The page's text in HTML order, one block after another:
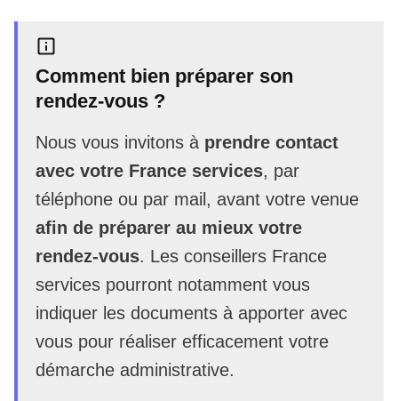
Comment bien préparer son
rendez-vous ?
Nous vous invitons à prendre contact
avec votre France services, par
téléphone ou par mail, avant votre venue
afin de préparer au mieux votre
rendez-vous. Les conseillers France
services pourront notamment vous
indiquer les documents à apporter avec
vous pour réaliser efficacement votre
démarche administrative.